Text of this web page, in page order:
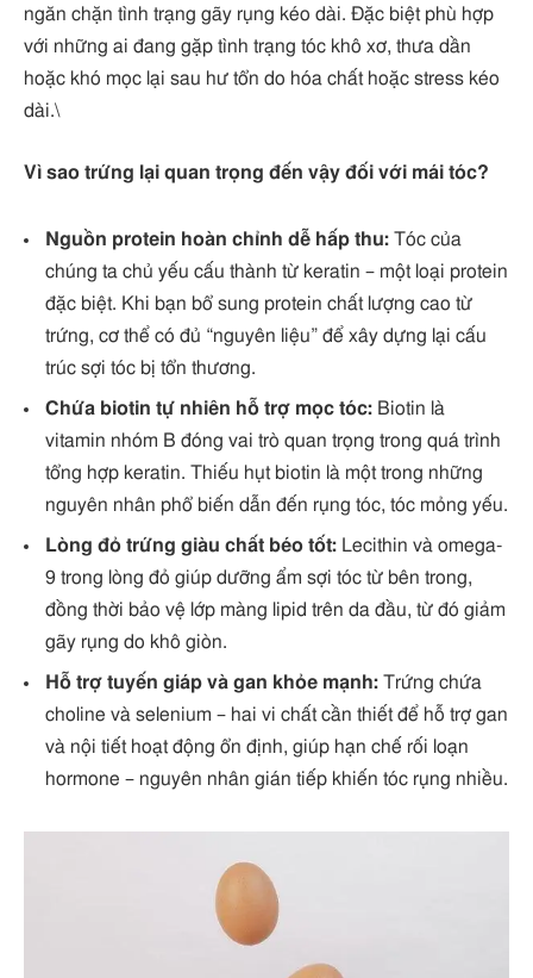
ngăn chặn tình trạng gãy rụng kéo dài. Đặc biệt phù hợp
với những ai đang gặp tình trạng tóc khô xơ, thưa dần
hoặc khó mọc lại sau hư tổn do hóa chất hoặc stress kéo
dài.\
Vì sao trứng lại quan trọng đến vậy đối với mái tóc?
Nguồn protein hoàn chỉnh dễ hấp thu: Tóc của
chúng ta chủ yếu cấu thành từ keratin – một loại protein
đặc biệt. Khi bạn bổ sung protein chất lượng cao từ
trứng, cơ thể có đủ “nguyên liệu” để xây dựng lại cấu
trúc sợi tóc bị tổn thương.
Chứa biotin tự nhiên hỗ trợ mọc tóc: Biotin là
vitamin nhóm B đóng vai trò quan trọng trong quá trình
tổng hợp keratin. Thiếu hụt biotin là một trong những
nguyên nhân phổ biến dẫn đến rụng tóc, tóc mỏng yếu.
Lòng đỏ trứng giàu chất béo tốt: Lecithin và omega-
9 trong lòng đỏ giúp dưỡng ẩm sợi tóc từ bên trong,
đồng thời bảo vệ lớp màng lipid trên da đầu, từ đó giảm
gãy rụng do khô giòn.
Hỗ trợ tuyến giáp và gan khỏe mạnh: Trứng chứa
choline và selenium – hai vi chất cần thiết để hỗ trợ gan
và nội tiết hoạt động ổn định, giúp hạn chế rối loạn
hormone – nguyên nhân gián tiếp khiến tóc rụng nhiều.